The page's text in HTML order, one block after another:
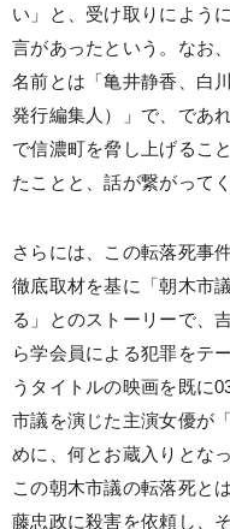
い」と、受け取りによう
言があったという。なお
名前とは「亀井静香、白
発行編集人）」で、であ
で信濃町を脅し上げるこ
たことと、話が繋がってく
さらには、この転落死事
徹底取材を基に「朝木市
る」とのストーリーで、
ら学会員による犯罪をテ
うタイトルの映画を既に
市議を演じた主演女優が
めに、何とお蔵入りとな
この朝木市議の転落死と
藤忠政に殺害を依頼し、